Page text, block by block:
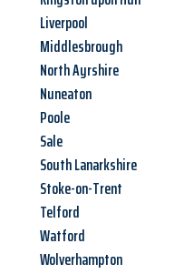
Liverpool
Middlesbrough
North Ayrshire
Nuneaton
Poole
Sale
South Lanarkshire
Stoke-on-Trent
Telford
Watford
Wolverhampton